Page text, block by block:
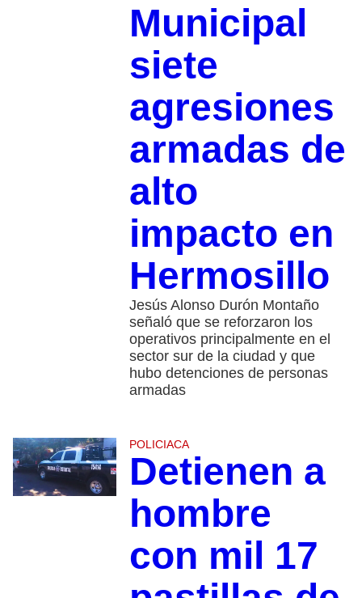
Municipal
siete
agresiones
armadas de
alto
impacto en
Hermosillo
Jesús Alonso Durón Montaño
señaló que se reforzaron los
operativos principalmente en el
sector sur de la ciudad y que
hubo detenciones de personas
armadas
POLICIACA
Detienen a
hombre
con mil 17